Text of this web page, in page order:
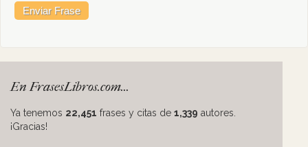
En FrasesLibros.com...
Ya tenemos 22,451 frases y citas de 1,339 autores.
¡Gracias!